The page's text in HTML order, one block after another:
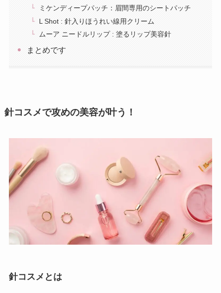
ミケンディープパッチ：眉間専用のシートパッチ
L Shot : 針入りほうれい線用クリーム
ムーア ニードルリップ : 塗るリップ美容針
まとめです
針コスメで攻めの美容が叶う！
針コスメとは